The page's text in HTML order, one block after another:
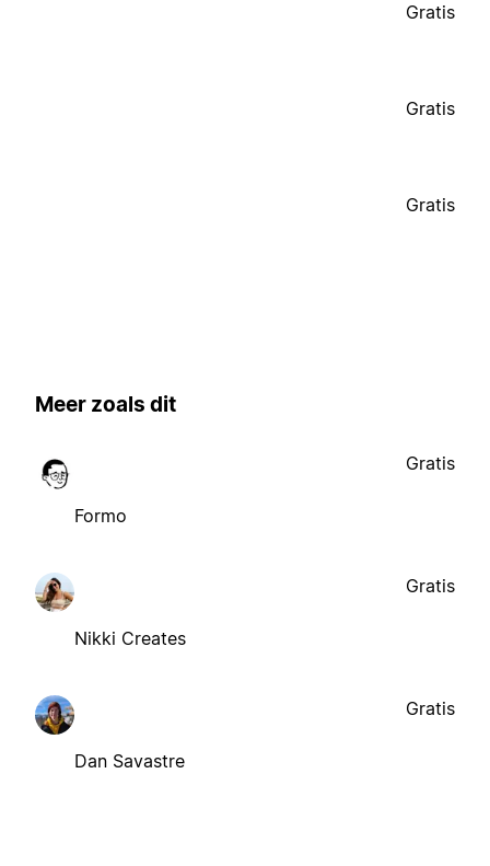
Gratis
Gratis
Gratis
Meer zoals dit
Formo
Gratis
Nikki Creates
Gratis
Dan Savastre
Gratis